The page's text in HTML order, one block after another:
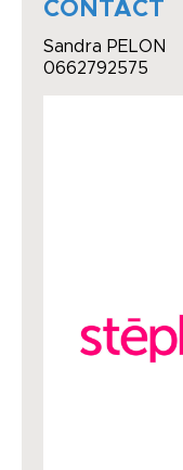
CONTACT
Sandra PELON
0662792575